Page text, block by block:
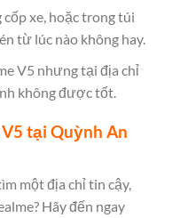
xe, hoặc trong túi
từ lúc nào không hay.
V5 nhưng tại địa chỉ
không được tốt.
tại Quỳnh An
một địa chỉ tin cậy,
Hãy đến ngay